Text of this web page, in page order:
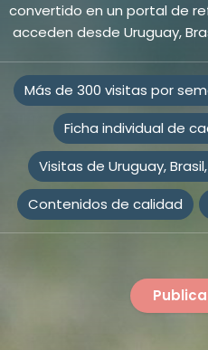
convertido en un portal de
acceden desde Uruguay,
Más de 300 visitas por
Ficha individual de
Visitas de Uruguay,
Contenidos de calidad